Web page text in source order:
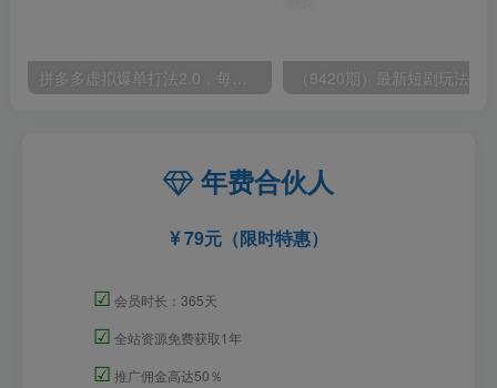
年费合伙人
79元（限时特惠）
☑ 会员时长：365天
☑ 全站资源免费获取1年
☑ 推广佣金高达50％